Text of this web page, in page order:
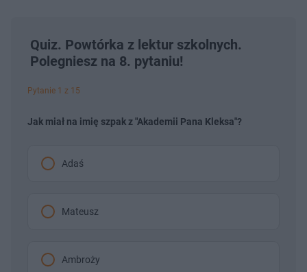
Quiz. Powtórka z lektur szkolnych.
Polegniesz na 8. pytaniu!
Pytanie 1 z 15
Jak miał na imię szpak z "Akademii Pana Kleksa"?
Adaś
Mateusz
Ambroży